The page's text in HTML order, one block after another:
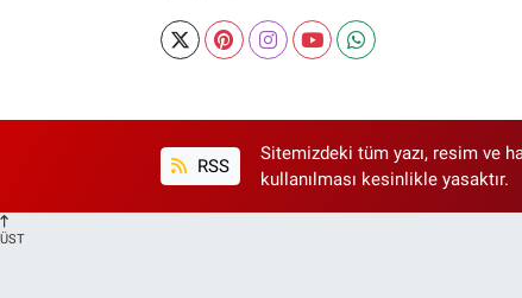
RSS
Sitemizdeki tüm yazı, resim ve
kullanılması kesinlikle yasaktır.
ÜST